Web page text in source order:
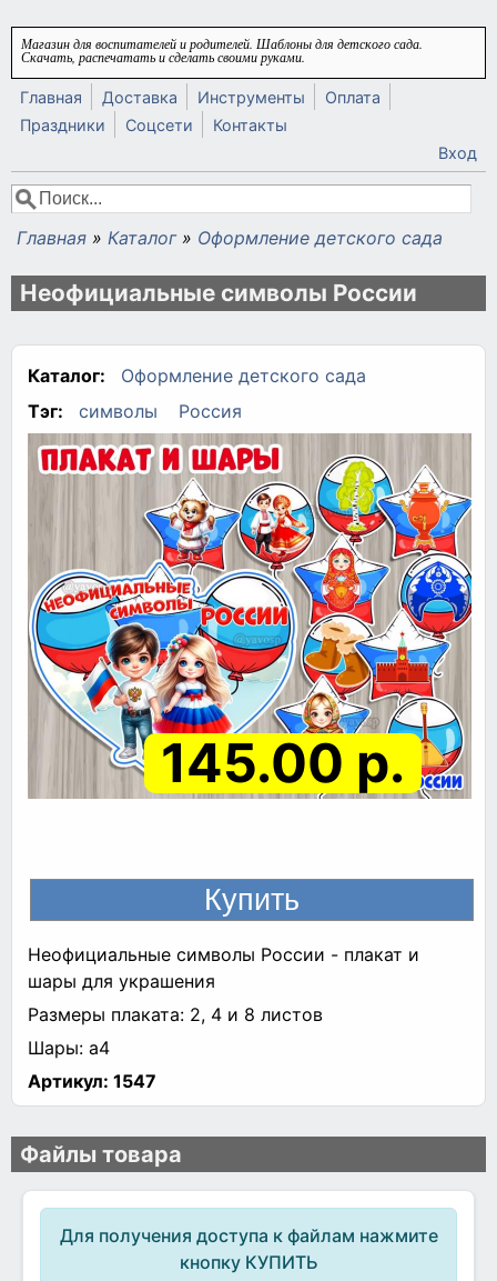
Перейти к основному содержанию
Магазин для воспитателей и родителей. Шаблоны для детского сада.
Скачать, распечатать и сделать своими руками.
Главная Доставка Инструменты
Оплата
Праздники
Соцсети
Контакты
Вход
Форма поиска
Поиск
Вы здесь
Главная » Каталог » Оформление детского сада
Неофициальные символы России
Каталог:
Оформление детского сада
Тэг:
символы Россия
145.00 р.
Неофициальные символы России - плакат и
шары для украшения
Размеры плаката: 2, 4 и 8 листов
Шары: а4
Артикул: 1547
Файлы товара
Для получения доступа к файлам нажмите
кнопку КУПИТЬ